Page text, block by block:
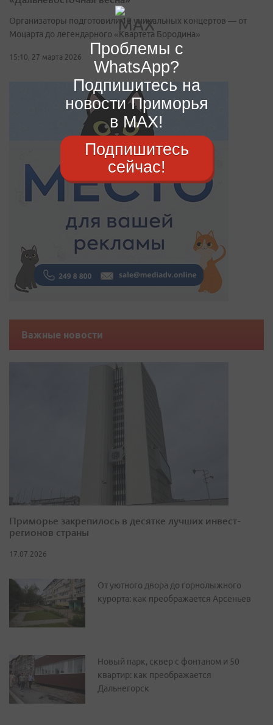
Организаторы подготовили 10 уникальных концертов — от
Моцарта до легендарного «Квартета Бородина»
15:10, 27 марта 2026
Важные новости
Приморье закрепилось в десятке лучших инвест-
регионов страны
17.07.2026
От уютного двора до горнолыжного
курорта: как преображается Арсеньев
Новый парк, сквер с фонтаном и 50
квартир: как преображается
Дальнегорск
Проблемы с
WhatsApp?
Подпишитесь на
новости Приморья
в MAX!
Подпишитесь
сейчас!